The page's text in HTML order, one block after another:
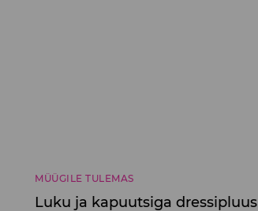
MÜÜGILE TULEMAS
Luku ja kapuutsiga dressipluus